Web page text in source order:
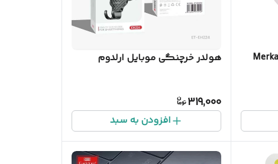
هولدر خرچنگی موبایل ارلدوم
319,000
افزودن به سبد